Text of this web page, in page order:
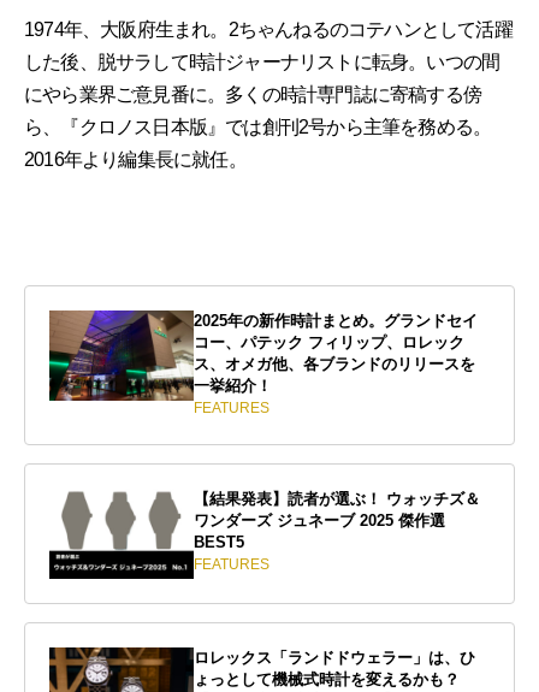
1974年、大阪府生まれ。2ちゃんねるのコテハンとして活躍
した後、脱サラして時計ジャーナリストに転身。いつの間
にやら業界ご意見番に。多くの時計専門誌に寄稿する傍
ら、『クロノス日本版』では創刊2号から主筆を務める。
2016年より編集長に就任。
2025年の新作時計まとめ。グランドセイ
コー、パテック フィリップ、ロレック
ス、オメガ他、各ブランドのリリースを
一挙紹介！
FEATURES
【結果発表】読者が選ぶ！ ウォッチズ＆
ワンダーズ ジュネーブ 2025 傑作選
BEST5
FEATURES
ロレックス「ランドドウェラー」は、ひ
ょっとして機械式時計を変えるかも？